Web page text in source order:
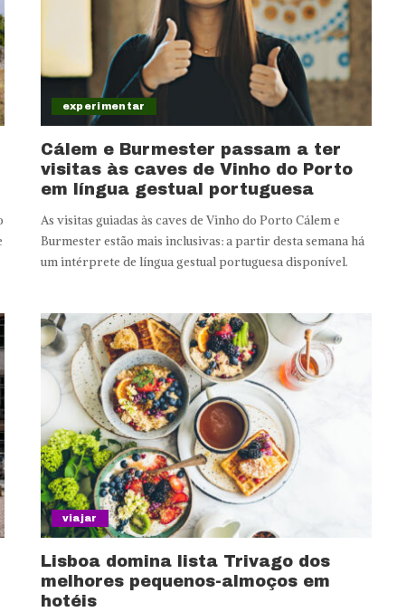
experimentar
Cálem e Burmester passam a ter
visitas às caves de Vinho do Porto
em língua gestual portuguesa
As visitas guiadas às caves de Vinho do Porto Cálem e
Burmester estão mais inclusivas: a partir desta semana há
um intérprete de língua gestual portuguesa disponível.
viajar
Lisboa domina lista Trivago dos
melhores pequenos-almoços em
hotéis